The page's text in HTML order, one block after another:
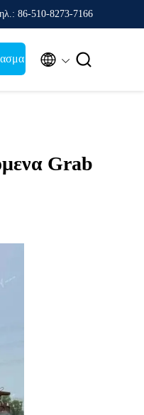
86-510-8273-7166
 
Grab